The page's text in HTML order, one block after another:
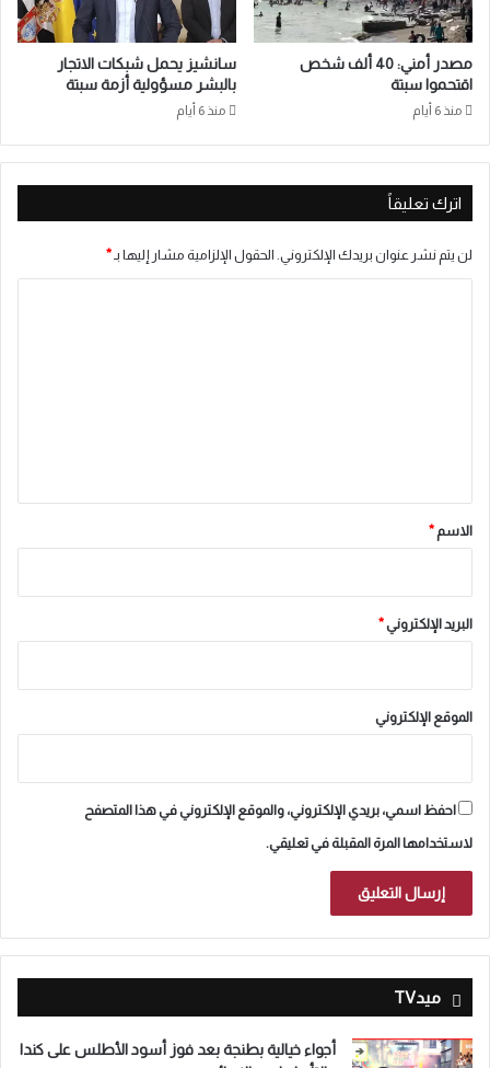
مصدر أمني: 40 ألف شخص
اقتحموا سبتة
منذ 6 أيام
سانشيز يحمل شبكات الاتجار
بالبشر مسؤولية أزمة سبتة
منذ 6 أيام
اترك تعليقاً
لن يتم نشر عنوان بريدك الإلكتروني. الحقول الإلزامية مشار إليها بـ*
*
الاسم *
البريد الإلكتروني*
الموقع الإلكتروني
احفظ اسمي، بريدي الإلكتروني، والموقع الإلكتروني في هذا المتصفح
لاستخدامها المرة المقبلة في تعليقي.
ميدTV
أجواء خيالية بطنجة بعد فوز أسود الأطلس على كندا